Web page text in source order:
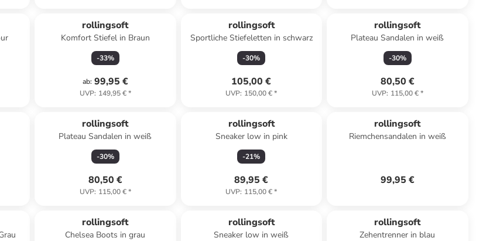
rollingsoft
Komfort Stiefel in Braun
-33%
ab: 99,95 €
UVP: 149,95 €*
rollingsoft
Sportliche Stiefeletten in schwarz
-30%
105,00 €
UVP: 150,00 €*
rollingsoft
Plateau Sandalen in weiß
-30%
80,50 €
UVP: 115,00 €*
rollingsoft
Plateau Sandalen in weiß
-30%
80,50 €
UVP: 115,00 €*
rollingsoft
Sneaker low in pink
-21%
89,95 €
UVP: 115,00 €*
rollingsoft
Riemchensandalen in weiß
99,95 €
rollingsoft
Chelsea Boots in grau
rollingsoft
Sneaker low in weiß
rollingsoft
Zehentrenner in blau